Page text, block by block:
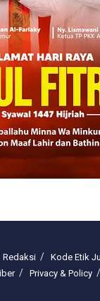
Redaksi
Kode Etik
Privacy & Policy